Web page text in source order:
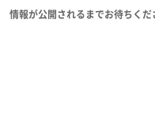
情報が公開されるまでお待ちくだ